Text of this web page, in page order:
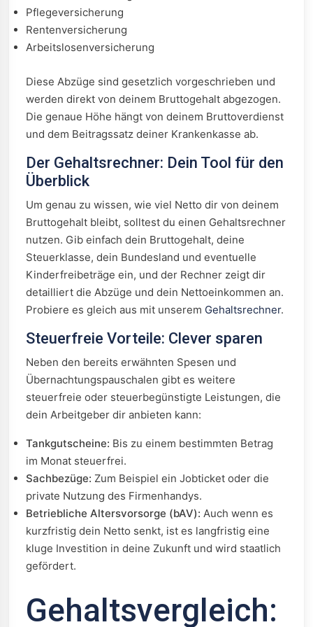
Pflegeversicherung
Rentenversicherung
Arbeitslosenversicherung
Diese Abzüge sind gesetzlich vorgeschrieben und
werden direkt von deinem Bruttogehalt abgezogen.
Die genaue Höhe hängt von deinem Bruttoverdienst
und dem Beitragssatz deiner Krankenkasse ab.
Der Gehaltsrechner: Dein Tool für den
Überblick
Um genau zu wissen, wie viel Netto dir von deinem
Bruttogehalt bleibt, solltest du einen Gehaltsrechner
nutzen. Gib einfach dein Bruttogehalt, deine
Steuerklasse, dein Bundesland und eventuelle
Kinderfreibeträge ein, und der Rechner zeigt dir
detailliert die Abzüge und dein Nettoeinkommen an.
Probiere es gleich aus mit unserem Gehaltsrechner.
Steuerfreie Vorteile: Clever sparen
Neben den bereits erwähnten Spesen und
Übernachtungspauschalen gibt es weitere
steuerfreie oder steuerbegünstigte Leistungen, die
dein Arbeitgeber dir anbieten kann:
Tankgutscheine: Bis zu einem bestimmten Betrag
im Monat steuerfrei.
Sachbezüge: Zum Beispiel ein Jobticket oder die
private Nutzung des Firmenhandys.
Betriebliche Altersvorsorge (bAV): Auch wenn es
kurzfristig dein Netto senkt, ist es langfristig eine
kluge Investition in deine Zukunft und wird staatlich
gefördert.
Gehaltsvergleich: